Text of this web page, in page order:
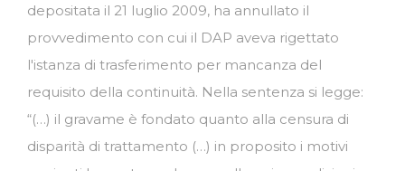
depositata il 21 luglio 2009, ha annullato il
provvedimento con cui il DAP aveva rigettato
l'istanza di trasferimento per mancanza del
requisito della continuità. Nella sentenza si legge:
“(…) il gravame è fondato quanto alla censura di
disparità di trattamento (…) in proposito i motivi